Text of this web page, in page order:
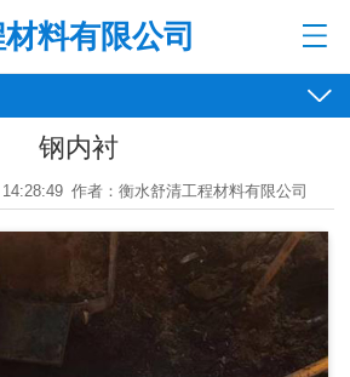
料有限公司
钢内衬
作者：衡水舒清工程材料有限公司